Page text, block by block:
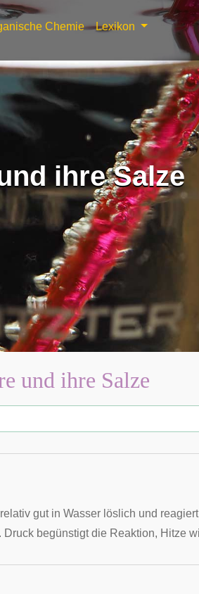
Chemie Lexikon
ihre Salze
und ihre Salze
relativ gut in Wasser löslich und
. Druck begünstigt die Reaktion, Hitze